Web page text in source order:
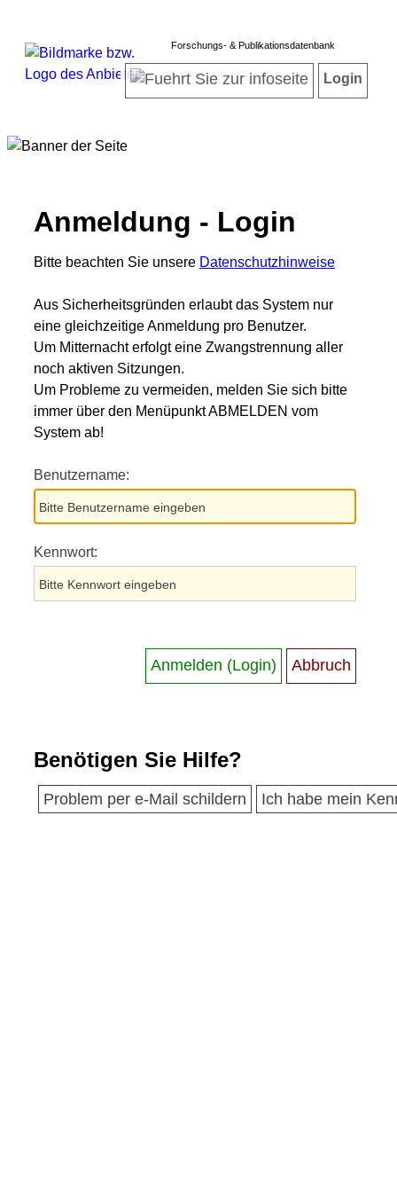
Forschungs- & Publikationsdatenbank
Login
Anmeldung - Login
Bitte beachten Sie unsere Datenschutzhinweise
Aus Sicherheitsgründen erlaubt das System nur
eine gleichzeitige Anmeldung pro Benutzer.
Um Mitternacht erfolgt eine Zwangstrennung aller
noch aktiven Sitzungen.
Um Probleme zu vermeiden, melden Sie sich bitte
immer über den Menüpunkt ABMELDEN vom
System ab!
Benutzername:
Kennwort:
Benötigen Sie Hilfe?
Problem per e-Mail schildern Ich habe mein